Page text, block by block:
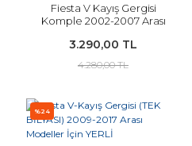
Fiesta V Kayış Gergisi
Komple 2002-2007 Arası
3.290,00 TL
4.280,00 TL
%24